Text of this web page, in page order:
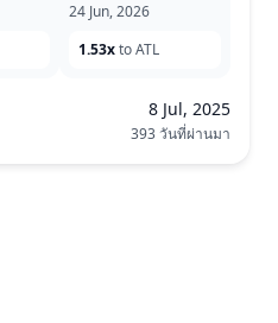
24 Jun, 2026
1.53xto ATL
8 Jul, 2025
393 วันที่ผ่านมา